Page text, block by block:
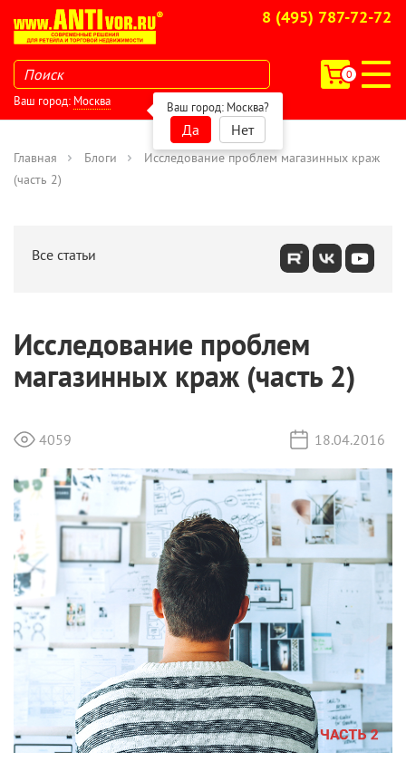
8 (495) 787-72-72
0
Ваш город: Москва Ваш город: Москва?
Да Нет
Главная Блоги
Исследование проблем магазинных краж
(часть 2)
Все статьи
Исследование проблем
магазинных краж (часть 2)
4059 18.04.2016